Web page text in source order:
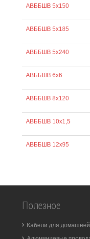
АВББШВ 5х150
АВББШВ 5х185
АВББШВ 5х240
АВББШВ 6х6
АВББШВ 8х120
АВББШВ 10х1,5
АВББШВ 12х95
Полезное
Кабели для